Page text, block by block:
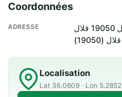
Coordonnées
ADRESSE
قلال (19050)
Localisation
Lat 36.0609 · Lon 5.2852